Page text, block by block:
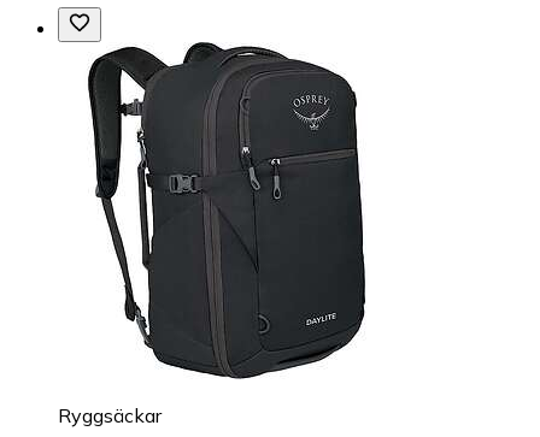
Ryggsäckar